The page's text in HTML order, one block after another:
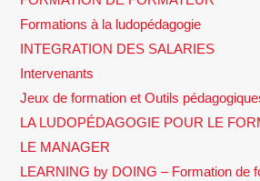
Formations à la ludopédagogie
INTEGRATION DES SALARIES
Intervenants
Jeux de formation et Outils
LA LUDOPÉDAGOGIE POUR LE
LE MANAGER
LEARNING by DOING – Formation de